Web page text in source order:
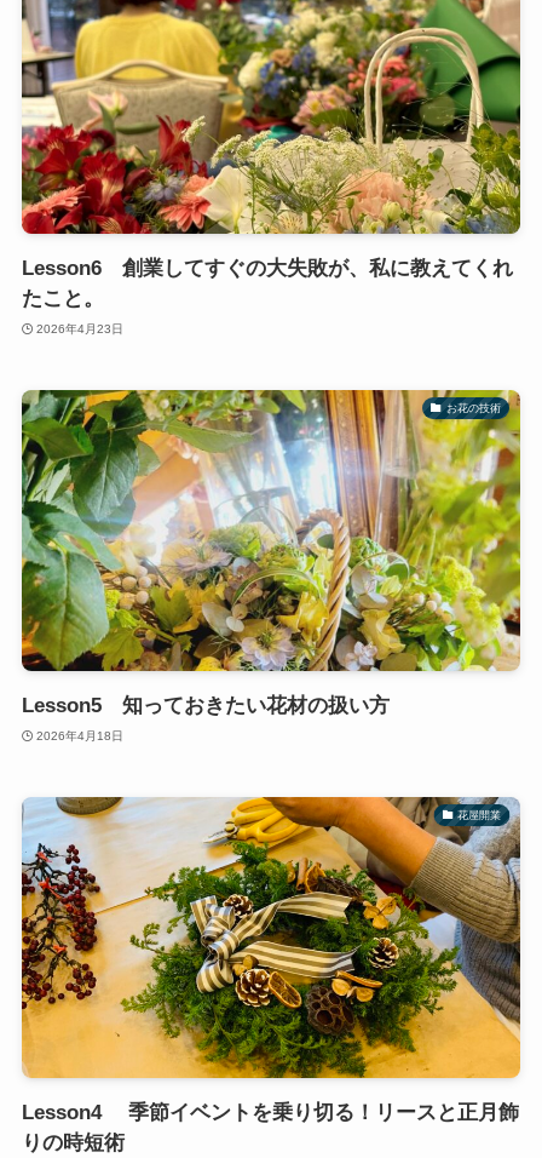
Lesson6 創業してすぐの大失敗が、私に教えてくれ
たこと。
2026年4月23日
お花の技術
Lesson5 知っておきたい花材の扱い方
2026年4月18日
花屋開業
Lesson4 季節イベントを乗り切る！リースと正月飾
りの時短術